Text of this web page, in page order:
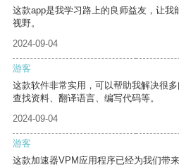
这款app是我学习路上的良师益友，让我
视野。
2024-09-04
游客
这款软件非常实用，可以帮助我解决很
查找资料、翻译语言、编写代码等。
2024-09-04
游客
这款加速器VPM应用程序已经为我们带